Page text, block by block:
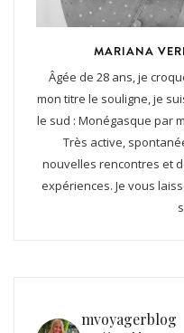
MARIANA
Âgée de 28 ans, je
mon titre le souligne, je
le sud : Monégasque par
Très active,
nouvelles rencontres et
expériences. Je vous
mvoyagerblog